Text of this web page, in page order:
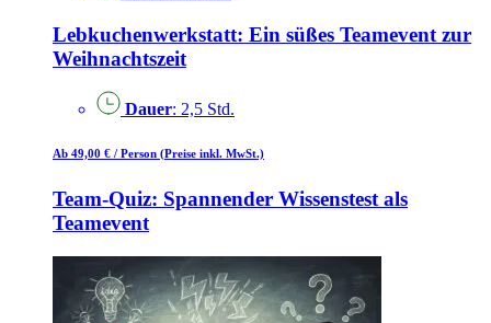
Lebkuchenwerkstatt: Ein süßes Teamevent zur
Weihnachtszeit
Dauer: 2,5 Std.
Ab 49,00 € / Person (Preise inkl. MwSt.)
Team-Quiz: Spannender Wissenstest als
Teamevent